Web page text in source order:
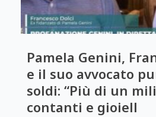
Pamela Genini,
e il suo avvocato
soldi: “Più di un
contanti e gioiell